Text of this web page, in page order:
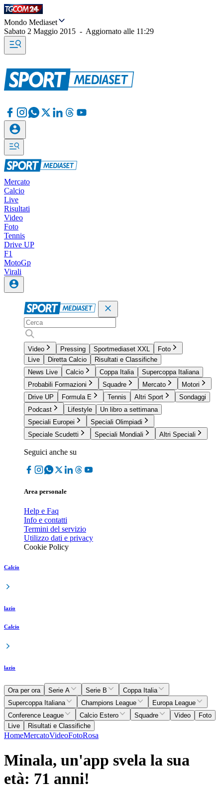
Mondo Mediaset
Sabato 2 Maggio 2015 - Aggiornato alle 11:29
Mercato
Calcio
Live
Risultati
Video
Foto
Tennis
Drive UP
F1
MotoGp
Virali
Video Pressing Sportmediaset XXL
Foto
Live
Diretta Calcio
Risultati e Classifiche
News Live
Calcio Coppa Italia
Supercoppa Italiana
Probabili Formazioni
Squadre Mercato
Motori
Drive UP
Formula E Tennis Altri Sport
Sondaggi
Podcast
Lifestyle
Un libro a settimana
Speciali Europei
Speciali Olimpiadi
Speciale Scudetti
Speciali Mondiali Altri Speciali
Seguici anche su
Area personale
Help e Faq
Info e contatti
Termini del servizio
Utilizzo dati e privacy
Cookie Policy
Calcio
lazio
Calcio
lazio
Ora per ora Serie A Serie B
Coppa Italia
Supercoppa Italiana
Champions League
Europa League
Conference League
Calcio Estero Squadre Video
Foto
Live
Risultati e Classifiche
HomeMercatoVideoFotoRosa
Minala, un'app svela la sua
età: 71 anni!